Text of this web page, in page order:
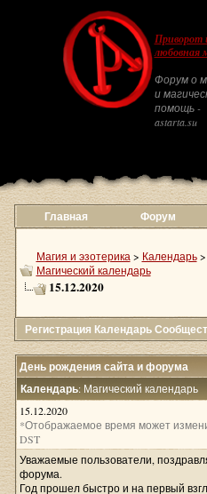
Приворот
любовная
Форум о
и
помощь -
astarta.su
Главная Форум
Магия и эзотерика > Календарь >
Магический календарь
15.12.2020
Регистрация Календарь
День рождения сайта и форума
Календарь: Магический календарь
15.12.2020
*Отображаемое время может
DST
Уважаемые пользователи,
форума.
Год прошел быстро и на первый